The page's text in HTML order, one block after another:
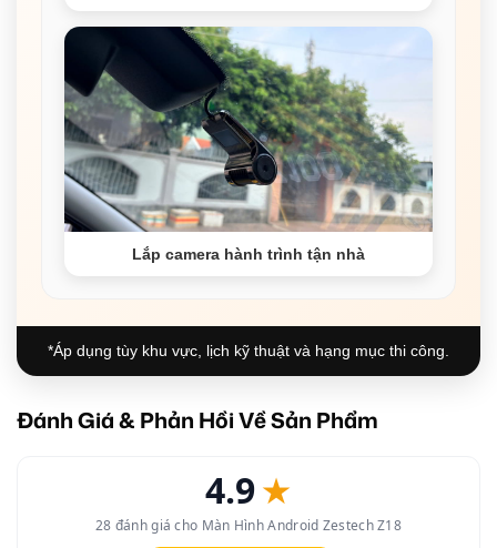
Lắp camera hành trình tận nhà
*Áp dụng tùy khu vực, lịch kỹ thuật và hạng mục thi công.
Đánh Giá & Phản Hồi Về Sản Phẩm
4.9★
28 đánh giá cho Màn Hình Android Zestech Z18